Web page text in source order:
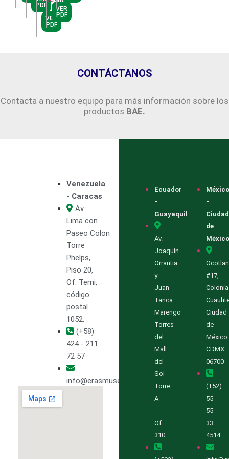
PDF
VER
PDF
VER
PDF
CONTÁCTANOS
Contacta a nuestro equipo para más información sobre los
productos BAE.
Venezuela
- Caracas
Av.
Lima con
Paseo Colon
Torre
Phelps,
Piso 20,
Of. Temi,
código
postal
1052.
(+58)
424 - 211
72 57
info@erasmuselectric.com.ve
Ecuador
-
Guayaquil
Av.
Joaquín
Orrantia
y
Juan
Tanca
Marengo
Torres
del
Mall
del
Sol
Torre
A
-
Of.
310
México
-
Ciudad
de
México
Ocotlan
#17,
Colonia
Ciudad
de
México
CDMX
06700
(+52)
55
55
33
4514